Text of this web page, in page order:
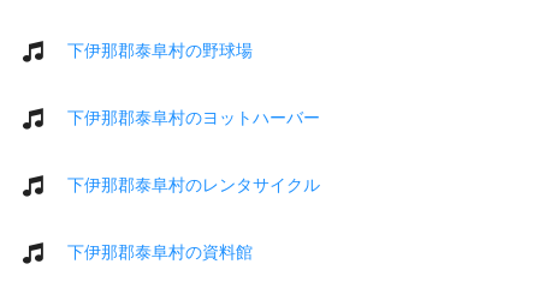
下伊那郡泰阜村の野球場
下伊那郡泰阜村のヨットハーバー
下伊那郡泰阜村のレンタサイクル
下伊那郡泰阜村の資料館